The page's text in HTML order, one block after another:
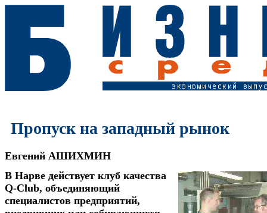
Пропуск на западный рынок
Евгений АШИХМИН
В Нарве действует клуб качества
Q-Club, объединяющий
специалистов предприятий,